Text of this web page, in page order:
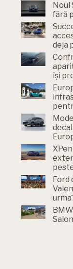
Noul
fără
deja
își
Ford